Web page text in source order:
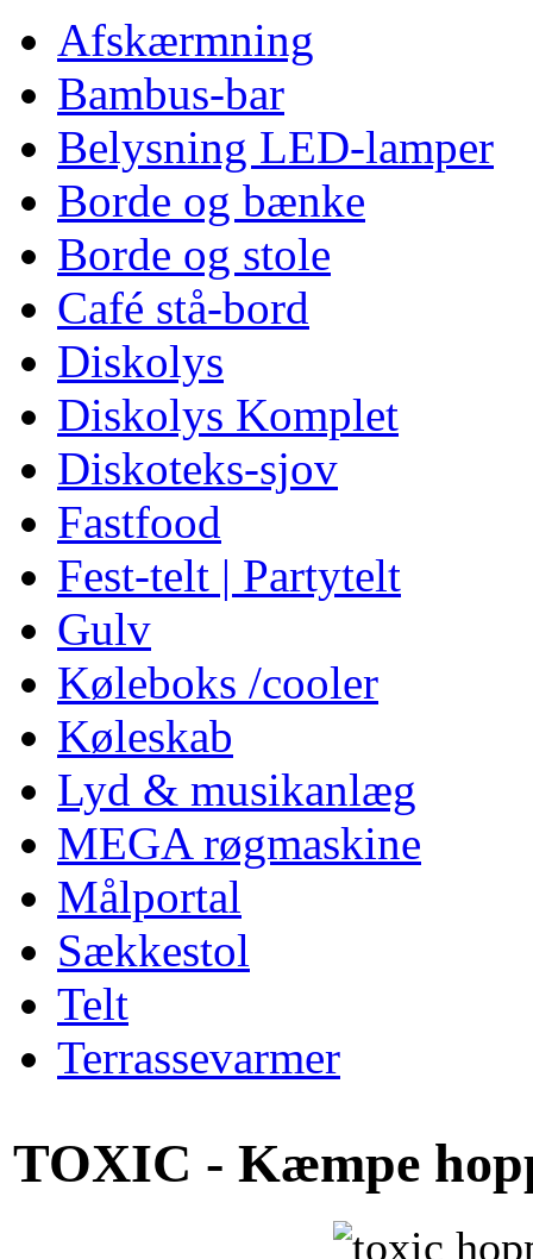
Afskærmning
Bambus-bar
Belysning LED-lamper
Borde og bænke
Borde og stole
Café stå-bord
Diskolys
Diskolys Komplet
Diskoteks-sjov
Fastfood
Fest-telt | Partytelt
Gulv
Køleboks /cooler
Køleskab
Lyd & musikanlæg
MEGA røgmaskine
Målportal
Sækkestol
Telt
Terrassevarmer
TOXIC - Kæmpe